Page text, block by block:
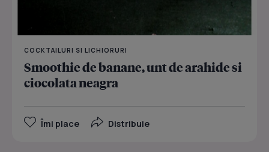
COCKTAILURI SI LICHIORURI
Smoothie de banane, unt de arahide si
ciocolata neagra
Îmi place Distribuie